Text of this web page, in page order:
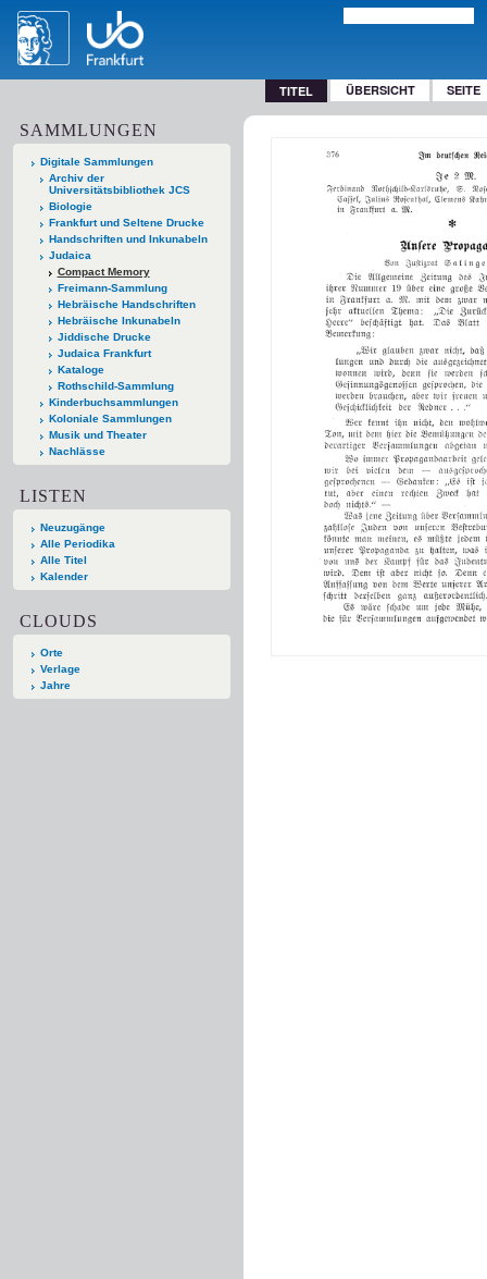
TITEL ÜBERSICHT SEITE
SAMMLUNGEN
Digitale Sammlungen
Archiv der
Universitätsbibliothek JCS
Biologie
Frankfurt und Seltene Drucke
Handschriften und Inkunabeln
Judaica
Compact Memory
Freimann-Sammlung
Hebräische Handschriften
Hebräische Inkunabeln
Jiddische Drucke
Judaica Frankfurt
Kataloge
Rothschild-Sammlung
Kinderbuchsammlungen
Koloniale Sammlungen
Musik und Theater
Nachlässe
LISTEN
Neuzugänge
Alle Periodika
Alle Titel
Kalender
CLOUDS
Orte
Verlage
Jahre